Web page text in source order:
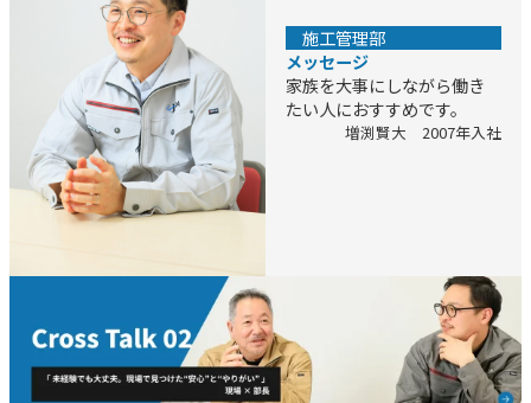
施工管理部
メッセージ
家族を大事にしながら働き
たい人におすすめです。
増渕賢大 2007年入社